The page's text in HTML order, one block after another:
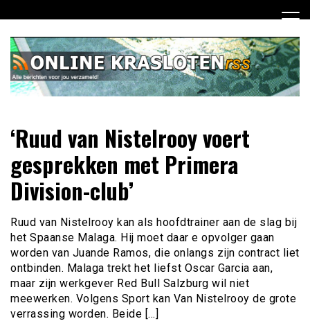
naar
inhoud
Online Krasloten RSS
jou verzameld
‘Ruud van Nistelrooy voert
gesprekken met Primera
Division-club’
Ruud van Nistelrooy kan als hoofdtrainer aan de slag bij
het Spaanse Malaga. Hij moet daar e opvolger gaan
worden van Juande Ramos, die onlangs zijn contract liet
ontbinden. Malaga trekt het liefst Oscar Garcia aan,
maar zijn werkgever Red Bull Salzburg wil niet
meewerken. Volgens Sport kan Van Nistelrooy de grote
verrassing worden. Beide […]